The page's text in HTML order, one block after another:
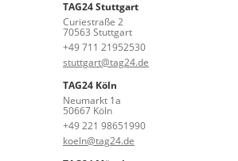
TAG24 Stuttgart
Curiestraße 2
70563 Stuttgart
+49 711 21952530
stuttgart@tag24.de
TAG24 Köln
Neumarkt 1a
50667 Köln
+49 221 98651990
koeln@tag24.de